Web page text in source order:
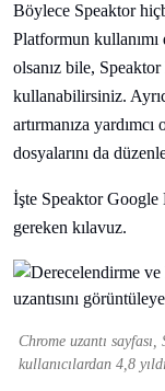
Böylece Speaktor
Platformun
olsanız bile,
kullanabilirsiniz.
artırmanıza
dosyalarını da
İşte Speaktor
gereken kılavuz.
Chrome uzantı
kullanıcılardan 4,8